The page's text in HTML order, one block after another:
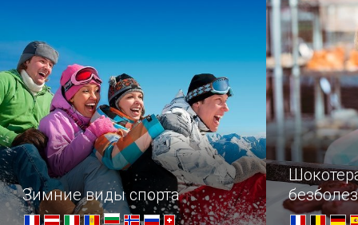
в петербургский Летний дворец.
колыбели
Сырт,
Зимние виды спорта